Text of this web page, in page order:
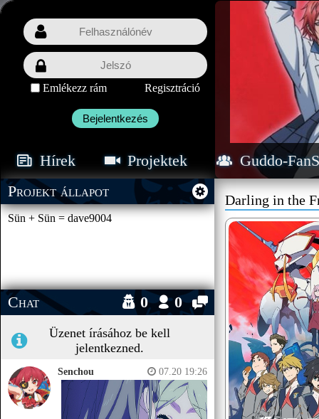
Hírek Projektek Guddo-
Emlékezz rám Regisztráció
Bejelentkezés
Projekt állapot
Sün + Sün = dave9004
Chat 0 0
Üzenet írásához be kell
jelentkezned.
Senchou 07.20 19:26
Darling in the